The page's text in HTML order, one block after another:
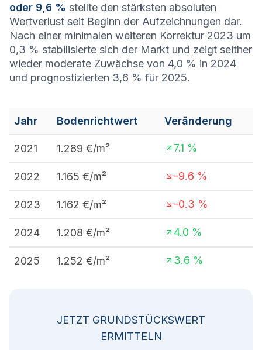
oder 9,6 % stellte den stärksten absoluten
Wertverlust seit Beginn der Aufzeichnungen dar.
Nach einer minimalen weiteren Korrektur 2023 um
0,3 % stabilisierte sich der Markt und zeigt seither
wieder moderate Zuwächse von 4,0 % in 2024
und prognostizierten 3,6 % für 2025.
Jahr Bodenrichtwert Veränderung
2021 1.289 €/m² 7.1 %
2022 1.165 €/m² -9.6 %
2023 1.162 €/m² -0.3 %
2024 1.208 €/m² 4.0 %
2025 1.252 €/m² 3.6 %
JETZT GRUNDSTÜCKSWERT
ERMITTELN